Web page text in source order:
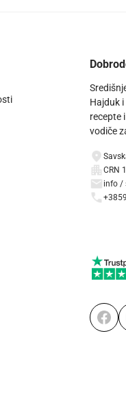
Hajduk
recepte
vodiče
CRN
info /